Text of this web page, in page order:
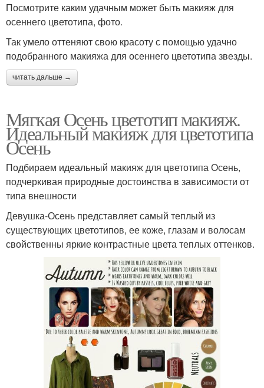
Посмотрите каким удачным может быть макияж для
осеннего цветотипа, фото.
Так умело оттеняют свою красоту с помощью удачно
подобранного макияжа для осеннего цветотипа звезды.
читать дальше →
Мягкая Осень цветотип макияж.
Идеальный макияж для цветотипа
Осень
Подбираем идеальный макияж для цветотипа Осень,
подчеркивая природные достоинства в зависимости от
типа внешности
Девушка-Осень представляет самый теплый из
существующих цветотипов, ее коже, глазам и волосам
свойственны яркие контрастные цвета теплых оттенков.